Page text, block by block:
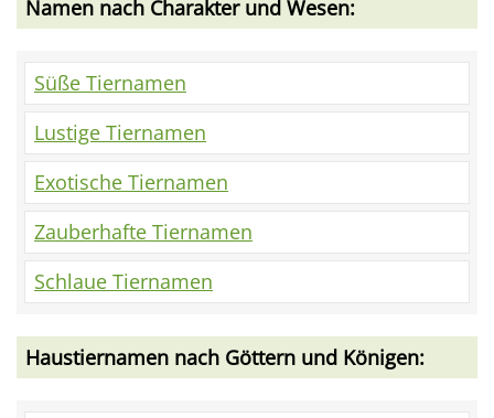
Namen nach Charakter und Wesen:
Süße Tiernamen
Lustige Tiernamen
Exotische Tiernamen
Zauberhafte Tiernamen
Schlaue Tiernamen
Haustiernamen nach Göttern und Königen: